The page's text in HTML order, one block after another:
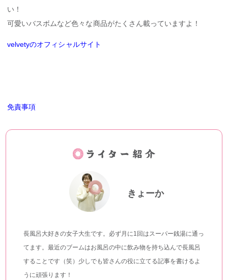
い！
可愛いバスボムなど色々な商品がたくさん載っていますよ！
velvetyのオフィシャルサイト
免責事項
きょーか
長風呂大好きの女子大生です。必ず月に1回はスーパー銭湯に通っ
てます。最近のブームはお風呂の中に飲み物を持ち込んで長風呂
することです（笑）少しでも皆さんの役に立てる記事を書けるよ
うに頑張ります！